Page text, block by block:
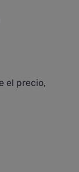
el precio,